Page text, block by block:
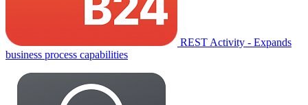
REST Activity - Expands
business process capabilities